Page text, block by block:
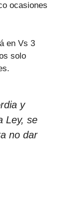
ocasiones
en Vs 3
solo
y
Ley, se
no dar